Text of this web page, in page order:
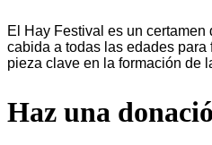
El Hay Festival es un
cabida a todas las edades para
pieza clave en la formación de
Haz una